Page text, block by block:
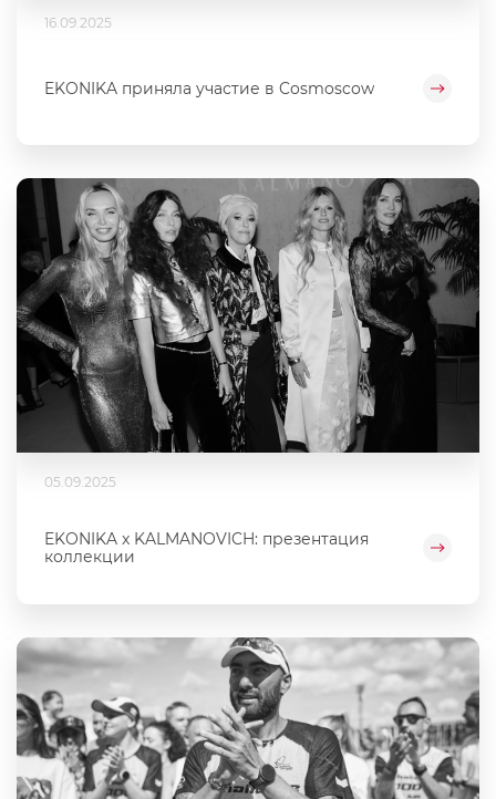
16.09.2025
EKONIKA приняла участие в Cosmoscow
05.09.2025
EKONIKA x KALMANOVICH: презентация
коллекции